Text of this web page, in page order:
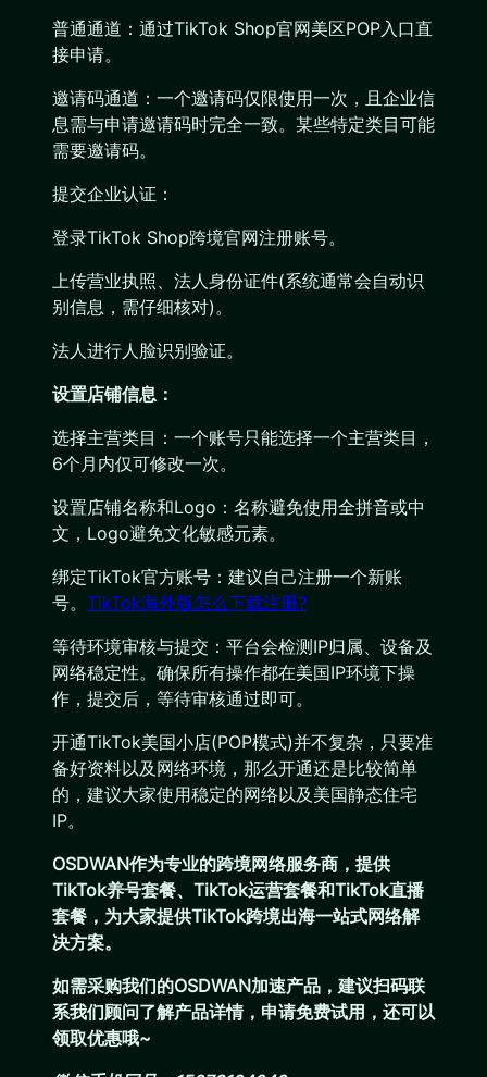
普通通道：通过TikTok Shop官网美区POP入口直
接申请。
邀请码通道：一个邀请码仅限使用一次，且企业信
息需与申请邀请码时完全一致。某些特定类目可能
需要邀请码。
提交企业认证：
登录TikTok Shop跨境官网注册账号。
上传营业执照、法人身份证件(系统通常会自动识
别信息，需仔细核对)。
法人进行人脸识别验证。
设置店铺信息：
选择主营类目：一个账号只能选择一个主营类目，
6个月内仅可修改一次。
设置店铺名称和Logo：名称避免使用全拼音或中
文，Logo避免文化敏感元素。
绑定TikTok官方账号：建议自己注册一个新账
号。 TikTok海外版怎么下载注册?
等待环境审核与提交：平台会检测IP归属、设备及
网络稳定性。确保所有操作都在美国IP环境下操
作，提交后，等待审核通过即可。
开通TikTok美国小店(POP模式)并不复杂，只要准
备好资料以及网络环境，那么开通还是比较简单
的，建议大家使用稳定的网络以及美国静态住宅
IP。
OSDWAN作为专业的跨境网络服务商，提供
TikTok养号套餐、TikTok运营套餐和TikTok直播
套餐，为大家提供TikTok跨境出海一站式网络解
决方案。
如需采购我们的OSDWAN加速产品，建议扫码联
系我们顾问了解产品详情，申请免费试用，还可以
领取优惠哦~